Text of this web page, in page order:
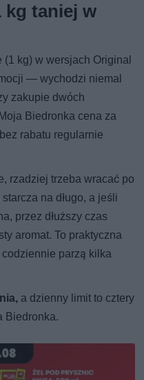
kg taniej w
kg) w wersjach Original
— wychodzi niemal
zakupie dwóch
Biedronka cena za
rabatu regularnie
rzadziej trzeba wracać po
na długo, a jeśli
przez dłuższy czas
aromat. To praktyczna
parzą kilka
a dzienny limit to cztery
Biedronka.